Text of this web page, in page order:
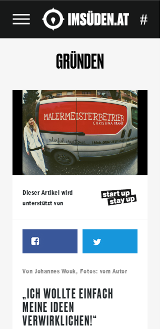
#
GRÜNDEN
Dieser Artikel wird
unterstützt von
Von Johannes Wouk, Fotos: vom Autor
„ICH WOLLTE EINFACH
MEINE IDEEN
VERWIRKLICHEN!“